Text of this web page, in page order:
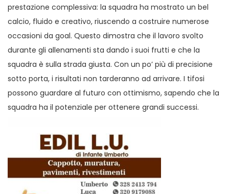
prestazione complessiva: la squadra ha mostrato un bel
calcio, fluido e creativo, riuscendo a costruire numerose
occasioni da goal. Questo dimostra che il lavoro svolto
durante gli allenamenti sta dando i suoi frutti e che la
squadra è sulla strada giusta. Con un po’ più di precisione
sotto porta, i risultati non tarderanno ad arrivare. I tifosi
possono guardare al futuro con ottimismo, sapendo che la
squadra ha il potenziale per ottenere grandi successi.